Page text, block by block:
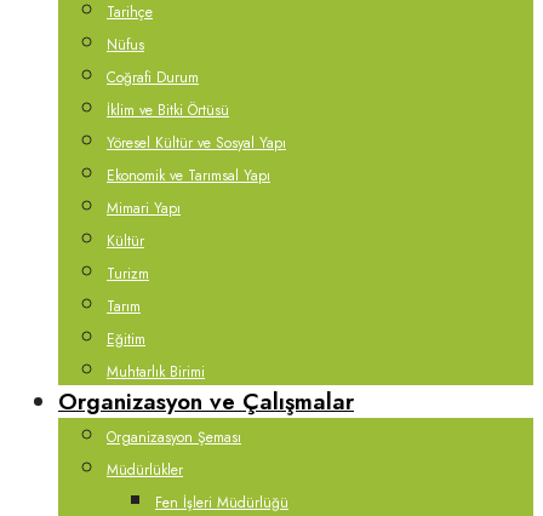
Tarihçe
Nüfus
Coğrafi Durum
İklim ve Bitki Örtüsü
Yöresel Kültür ve Sosyal Yapı
Ekonomik ve Tarımsal Yapı
Mimari Yapı
Kültür
Turizm
Tarım
Eğitim
Muhtarlık Birimi
Organizasyon ve Çalışmalar
Organizasyon Şeması
Müdürlükler
Fen İşleri Müdürlüğü